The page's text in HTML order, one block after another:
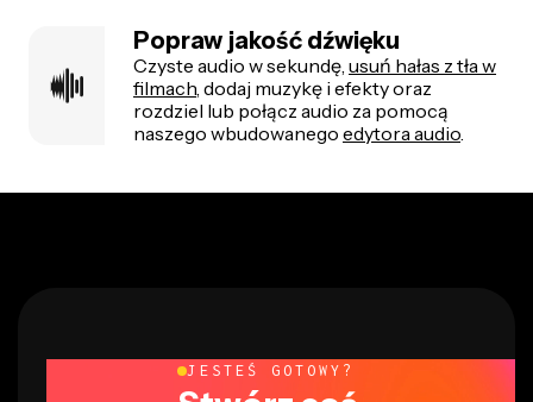
Popraw jakość dźwięku
Czyste audio w sekundę, usuń hałas z tła w
filmach, dodaj muzykę i efekty oraz
rozdziel lub połącz audio za pomocą
naszego wbudowanego edytora audio.
JESTEŚ GOTOWY?